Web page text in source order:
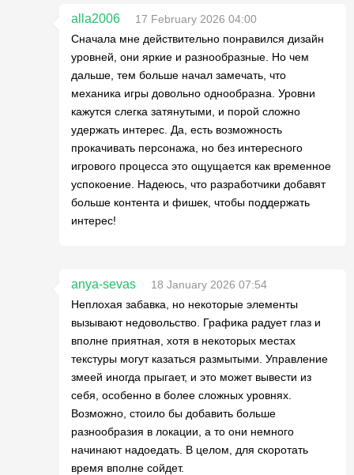
alla2006
17 February 2026 04:00
Сначала мне действительно понравился дизайн
уровней, они яркие и разнообразные. Но чем
дальше, тем больше начал замечать, что
механика игры довольно однообразна. Уровни
кажутся слегка затянутыми, и порой сложно
удержать интерес. Да, есть возможность
прокачивать персонажа, но без интересного
игрового процесса это ощущается как временное
успокоение. Надеюсь, что разработчики добавят
больше контента и фишек, чтобы поддержать
интерес!
anya-sevas
18 January 2026 07:54
Неплохая забавка, но некоторые элементы
вызывают недовольство. Графика радует глаз и
вполне приятная, хотя в некоторых местах
текстуры могут казаться размытыми. Управление
змеей иногда прыгает, и это может вывести из
себя, особенно в более сложных уровнях.
Возможно, стоило бы добавить больше
разнообразия в локации, а то они немного
начинают надоедать. В целом, для скоротать
время вполне сойдет.